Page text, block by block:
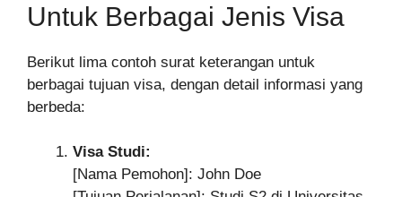
Untuk Berbagai Jenis Visa
Berikut lima contoh surat keterangan untuk
berbagai tujuan visa, dengan detail informasi yang
berbeda:
Visa Studi:
[Nama Pemohon]: John Doe